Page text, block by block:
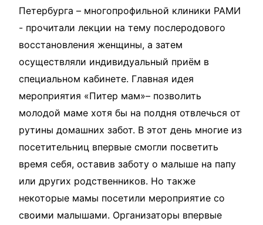
Петербурга – многопрофильной клиники РАМИ
- прочитали лекции на тему послеродового
восстановления женщины, а затем
осуществляли индивидуальный приём в
специальном кабинете. Главная идея
мероприятия «Питер мам»– позволить
молодой маме хотя бы на полдня отвлечься от
рутины домашних забот. В этот день многие из
посетительниц впервые смогли посветить
время себя, оставив заботу о малыше на папу
или других родственников. Но также
некоторые мамы посетили мероприятие со
своими малышами. Организаторы впервые